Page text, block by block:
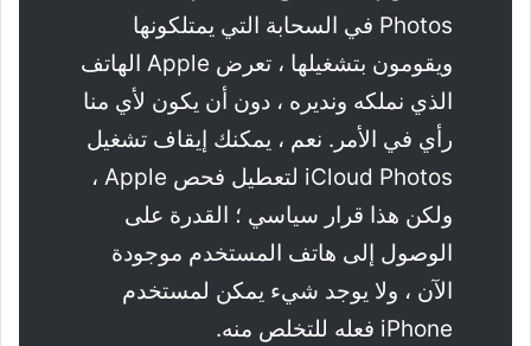
Photos في السحابة التي يمتلكونها
ويقومون بتشغيلها ، تعرض Apple الهاتف
الذي نملكه ونديره ، دون أن يكون لأي منا
رأي في الأمر. نعم ، يمكنك إيقاف تشغيل
iCloud Photos لتعطيل فحص Apple ،
ولكن هذا قرار سياسي ؛ القدرة على
الوصول إلى هاتف المستخدم موجودة
الآن ، ولا يوجد شيء يمكن لمستخدم
iPhone فعله للتخلص منه.